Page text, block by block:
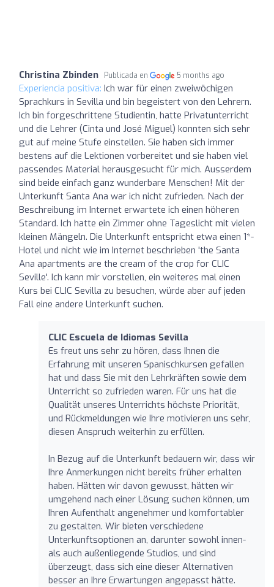
Christina Zbinden Publicada en 5 months ago
Experiencia positiva: Ich war für einen zweiwöchigen
Sprachkurs in Sevilla und bin begeistert von den Lehrern.
Ich bin forgeschrittene Studientin, hatte Privatunterricht
und die Lehrer (Cinta und José Miguel) konnten sich sehr
gut auf meine Stufe einstellen. Sie haben sich immer
bestens auf die Lektionen vorbereitet und sie haben viel
passendes Material herausgesucht für mich. Ausserdem
sind beide einfach ganz wunderbare Menschen! Mit der
Unterkunft Santa Ana war ich nicht zufrieden. Nach der
Beschreibung im Internet erwartete ich einen höheren
Standard. Ich hatte ein Zimmer ohne Tageslicht mit vielen
kleinen Mängeln. Die Unterkunft entspricht etwa einen 1*-
Hotel und nicht wie im Internet beschrieben 'the Santa
Ana apartments are the cream of the crop for CLIC
Seville'. Ich kann mir vorstellen, ein weiteres mal einen
Kurs bei CLIC Sevilla zu besuchen, würde aber auf jeden
Fall eine andere Unterkunft suchen.
CLIC Escuela de Idiomas Sevilla
Es freut uns sehr zu hören, dass Ihnen die
Erfahrung mit unseren Spanischkursen gefallen
hat und dass Sie mit den Lehrkräften sowie dem
Unterricht so zufrieden waren. Für uns hat die
Qualität unseres Unterrichts höchste Priorität,
und Rückmeldungen wie Ihre motivieren uns sehr,
diesen Anspruch weiterhin zu erfüllen.
In Bezug auf die Unterkunft bedauern wir, dass wir
Ihre Anmerkungen nicht bereits früher erhalten
haben. Hätten wir davon gewusst, hätten wir
umgehend nach einer Lösung suchen können, um
Ihren Aufenthalt angenehmer und komfortabler
zu gestalten. Wir bieten verschiedene
Unterkunftsoptionen an, darunter sowohl innen-
als auch außenliegende Studios, und sind
überzeugt, dass sich eine dieser Alternativen
besser an Ihre Erwartungen angepasst hätte.